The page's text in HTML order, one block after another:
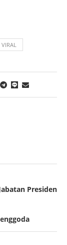
VIRAL
Presiden